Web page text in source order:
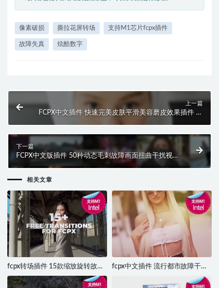
像素破损 撕拉花屏转场 支持M1芯片fcpx插件
故障失真 炫酷数字
上一篇
FCPX中文插件 快速完美皮肤平滑美容磨皮效果插件 支
下一篇
FCPX中文版插件 50种动态毛刺故障画面扭曲干扰视觉
特效转场插件
相关文章
fcpx转场插件 15款缩放旋转故障
图像过渡转场 支持M1 Final Cut
Pro X transitions
fcpx中文插件 流行都市故障干扰
效果图文展示片头模板 支持M1
Glitch Urban Opener